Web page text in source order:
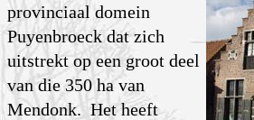
provinciaal domein
Puyenbroeck dat zich
uitstrekt op een groot deel
van die 350 ha van
Mendonk. Het heeft